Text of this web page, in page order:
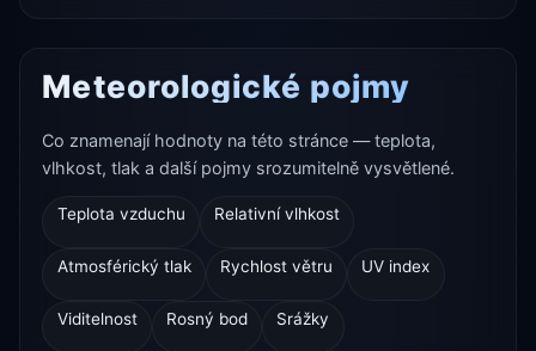
Meteorologické pojmy
Co znamenají hodnoty na této stránce — teplota,
vlhkost, tlak a další pojmy srozumitelně vysvětlené.
Teplota vzduchu Relativní vlhkost
Atmosférický tlak Rychlost větru UV index
Viditelnost Rosný bod Srážky